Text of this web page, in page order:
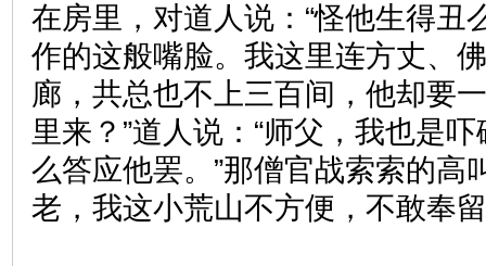
在房里，对道人说：“怪他生得丑
作的这般嘴脸。我这里连方丈、
廊，共总也不上三百间，他却要
里来？”道人说：“师父，我也是
么答应他罢。”那僧官战索索的高
老，我这小荒山不方便，不敢奉